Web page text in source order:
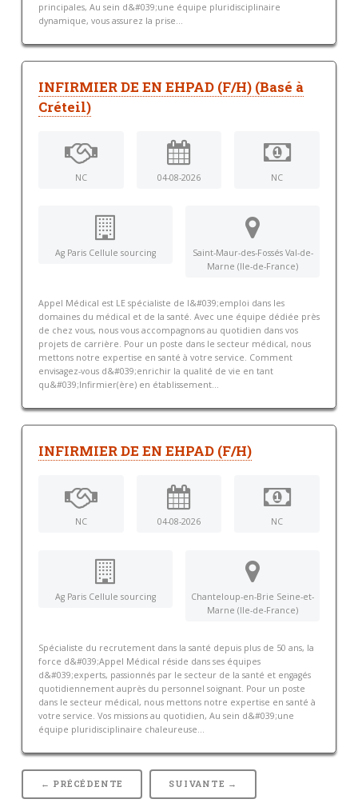
principales, Au sein d&#039;une équipe pluridisciplinaire
dynamique, vous assurez la prise...
INFIRMIER DE EN EHPAD (F/H) (Basé à
Créteil)
NC 04-08-2026 NC
Ag Paris Cellule sourcing
Saint-Maur-des-Fossés Val-de-
Marne (Ile-de-France)
Appel Médical est LE spécialiste de l&#039;emploi dans les
domaines du médical et de la santé. Avec une équipe dédiée près
de chez vous, nous vous accompagnons au quotidien dans vos
projets de carrière. Pour un poste dans le secteur médical, nous
mettons notre expertise en santé à votre service. Comment
envisagez-vous d&#039;enrichir la qualité de vie en tant
qu&#039;Infirmier(ère) en établissement...
INFIRMIER DE EN EHPAD (F/H)
NC 04-08-2026 NC
Ag Paris Cellule sourcing
Chanteloup-en-Brie Seine-et-
Marne (Ile-de-France)
Spécialiste du recrutement dans la santé depuis plus de 50 ans, la
force d&#039;Appel Médical réside dans ses équipes
d&#039;experts, passionnés par le secteur de la santé et engagés
quotidiennement auprès du personnel soignant. Pour un poste
dans le secteur médical, nous mettons notre expertise en santé à
votre service. Vos missions au quotidien, Au sein d&#039;une
équipe pluridisciplinaire chaleureuse...
← PRÉCÉDENTE SUIVANTE →